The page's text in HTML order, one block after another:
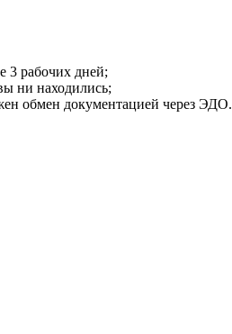
3 рабочих дней;
ни находились;
обмен документацией через ЭДО.